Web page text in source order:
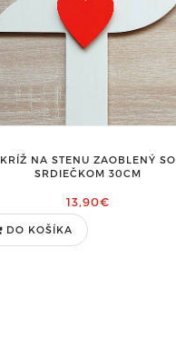
KRÍŽ NA STENU ZAOBLENÝ SO
SRDIEČKOM 30CM
13,90€
DO KOŠÍKA